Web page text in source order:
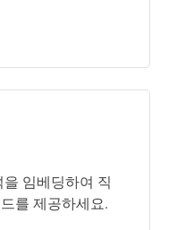
임베딩하여 직
를 제공하세요.